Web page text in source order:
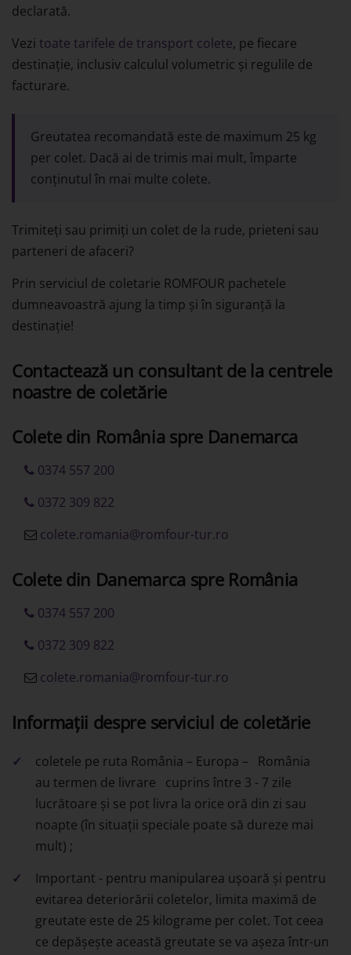
declarată.
Vezi toate tarifele de transport colete, pe fiecare
destinație, inclusiv calculul volumetric și regulile de
facturare.
Greutatea recomandată este de maximum 25 kg
per colet. Dacă ai de trimis mai mult, împarte
conținutul în mai multe colete.
Trimiteți sau primiți un colet de la rude, prieteni sau
parteneri de afaceri?
Prin serviciul de coletarie ROMFOUR pachetele
dumneavoastră ajung la timp și în siguranță la
destinație!
Contactează un consultant de la centrele
noastre de coletărie
Colete din România spre Danemarca
0374 557 200
0372 309 822
colete.romania@romfour-tur.ro
Colete din Danemarca spre România
0374 557 200
0372 309 822
colete.romania@romfour-tur.ro
Informaţii despre serviciul de coletărie
coletele pe ruta România – Europa – România
au termen de livrare cuprins între 3 - 7 zile
lucrătoare și se pot livra la orice oră din zi sau
noapte (în situații speciale poate să dureze mai
mult) ;
Important - pentru manipularea ușoară și pentru
evitarea deteriorării coletelor, limita maximă de
greutate este de 25 kilograme per colet. Tot ceea
ce depășește această greutate se va așeza într-un